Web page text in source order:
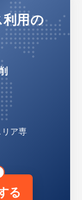
用の
ア専
る